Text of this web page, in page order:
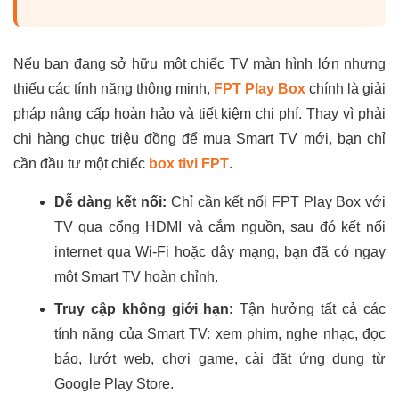
Nếu bạn đang sở hữu một chiếc TV màn hình lớn nhưng
thiếu các tính năng thông minh, FPT Play Box chính là giải
pháp nâng cấp hoàn hảo và tiết kiệm chi phí. Thay vì phải
chi hàng chục triệu đồng để mua Smart TV mới, bạn chỉ
cần đầu tư một chiếc box tivi FPT.
Dễ dàng kết nối: Chỉ cần kết nối FPT Play Box với
TV qua cổng HDMI và cắm nguồn, sau đó kết nối
internet qua Wi-Fi hoặc dây mạng, bạn đã có ngay
một Smart TV hoàn chỉnh.
Truy cập không giới hạn: Tận hưởng tất cả các
tính năng của Smart TV: xem phim, nghe nhạc, đọc
báo, lướt web, chơi game, cài đặt ứng dụng từ
Google Play Store.